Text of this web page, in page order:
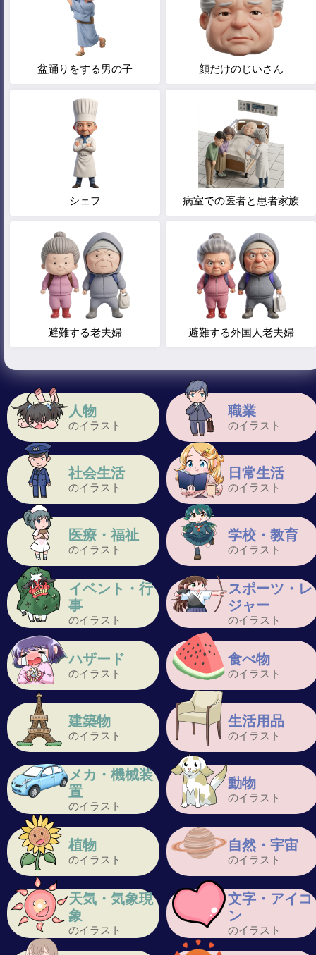
人物
のイラスト
職業
のイラスト
社会生活
のイラスト
日常生活
のイラスト
医療・福祉
のイラスト
学校・教育
のイラスト
イベント・行
事
のイラスト
スポーツ・レ
ジャー
のイラスト
ハザード
のイラスト
食べ物
のイラスト
建築物
のイラスト
生活用品
のイラスト
メカ・機械装
置
のイラスト
動物
のイラスト
植物
のイラスト
自然・宇宙
のイラスト
天気・気象現
象
のイラスト
文字・アイコ
ン
のイラスト
盆踊りをする男の子 顔だけのじいさん
シェフ 病室での医者と患者家族
避難する老夫婦 避難する外国人老夫婦